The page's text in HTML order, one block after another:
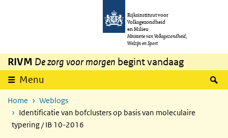
Overslaan en naar de inhoud gaan
Rijksinstituut voor
Volksgezondheid
en Milieu
Ministerie van Volksgezondheid,
Welzijn en Sport
RIVM De zorg voor morgen begint vandaag
Menu
Home
Weblogs
Identificatie van bofclusters op basis van moleculaire
typering / IB 10-2016